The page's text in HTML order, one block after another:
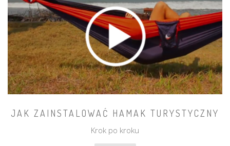
JAK ZAINSTALOWAĆ HAMAK TURYSTYCZNY
Krok po kroku